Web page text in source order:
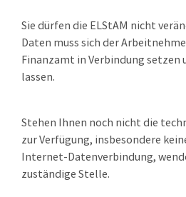
Sie dürfen die ELStAM nicht
Daten muss sich der
Finanzamt in Verbindung setzen
lassen.
Stehen Ihnen noch nicht die
zur Verfügung, insbesondere
Internet-Datenverbindung,
zuständige Stelle.